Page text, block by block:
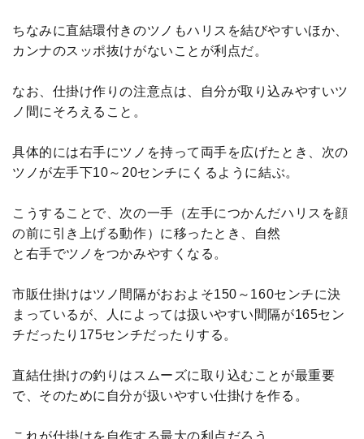
ちなみに直結環付きのツノもハリスを結びやすいほか、
カンナのスッポ抜けがないことが利点だ。
なお、仕掛け作りの注意点は、自分が取り込みやすいツ
ノ間にそろえること。
具体的には右手にツノを持って両手を広げたとき、次の
ツノが左手下10～20センチにくるように結ぶ。
こうすることで、次の一手（左手につかんだハリスを顔
の前に引き上げる動作）に移ったとき、自然
と右手でツノをつかみやすくなる。
市販仕掛けはツノ間隔がおおよそ150～160センチに決
まっているが、人によっては扱いやすい間隔が165セン
チだったり175センチだったりする。
直結仕掛けの釣りはスムーズに取り込むことが最重要
で、そのために自分が扱いやすい仕掛けを作る。
これが仕掛けを自作する最大の利点だろう。